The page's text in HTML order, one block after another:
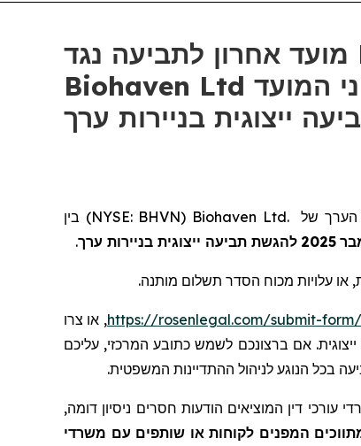
מועד אחרון לתביעה נגד BHVN: רוזן, יועץ למשקיעים לאומי, מעודד את משקיעי
Biohaven Ltd שצברו הפסדים העולים על 100 אלף דולר, להבטיח ייעוץ לפני המועד
הערך של Biohaven Ltd.
(
NYSE: BHVN) בין
2025 להגשת תביעה ייצוגית בניירות ערך.
או עלויות מכוח הסדר תשלום מותנה.
https://rosenlegal.com/submit-, או צרו
אם ברצונכם לשמש כתובע המרכזי, עליכם
בכל הנוגע לניהול ההתדיינות המשפטית.
דין המוציאים הודעות חסרים ניסיון דומה,
המפנים לקוחות או שותפים עם משרדי